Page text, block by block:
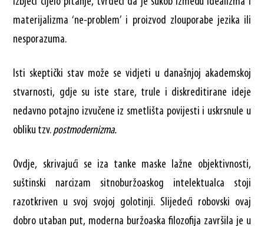
materijalizma ‘ne-problem’ i proizvod zlouporabe jezika ili
nesporazuma.
Isti skeptički stav može se vidjeti u današnjoj akademskoj
stvarnosti, gdje su iste stare, trule i diskreditirane ideje
nedavno potajno izvučene iz smetlišta povijesti i uskrsnule u
obliku tzv. postmodernizma.
Ovdje, skrivajući se iza tanke maske lažne objektivnosti,
suštinski narcizam sitnoburžoaskog intelektualca stoji
razotkriven u svoj svojoj golotinji. Slijedeći robovski ovaj
dobro utaban put, moderna buržoaska filozofija završila je u